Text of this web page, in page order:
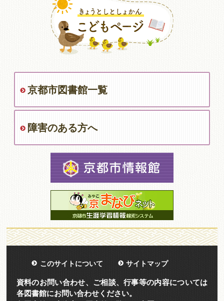
京都市図書館一覧
障害のある方へ
このサイトについて サイトマップ
資料のお問い合わせ、ご相談、行事等の内容については
各図書館にお問い合わせください。